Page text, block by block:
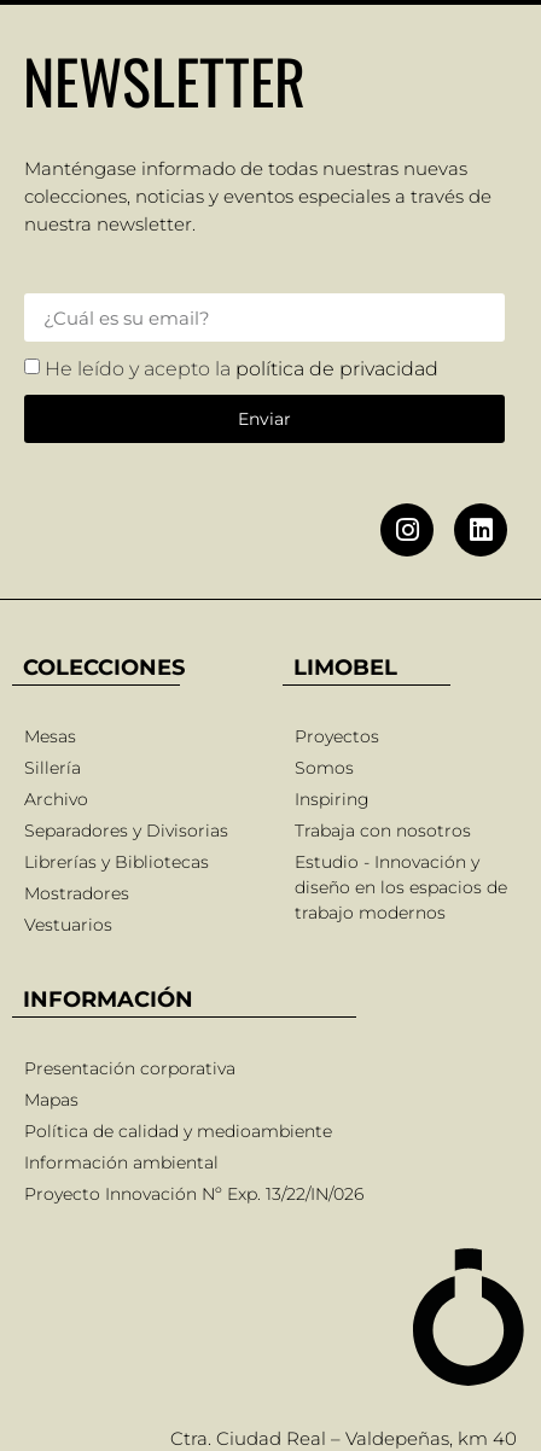
NEWSLETTER
Manténgase informado de todas nuestras nuevas
colecciones, noticias y eventos especiales a través de
nuestra newsletter.
He leído y acepto la política de privacidad
Enviar
COLECCIONES
Mesas
Sillería
Archivo
Separadores y Divisorias
Librerías y Bibliotecas
Mostradores
Vestuarios
LIMOBEL
Proyectos
Somos
Inspiring
Trabaja con nosotros
Estudio - Innovación y
diseño en los espacios de
trabajo modernos
INFORMACIÓN
Presentación corporativa
Mapas
Política de calidad y medioambiente
Información ambiental
Proyecto Innovación Nº Exp. 13/22/IN/026
Ctra. Ciudad Real – Valdepeñas, km 40